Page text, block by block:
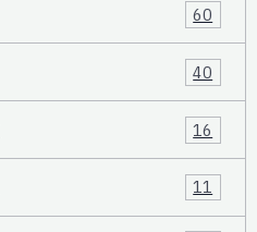
60
40
16
11